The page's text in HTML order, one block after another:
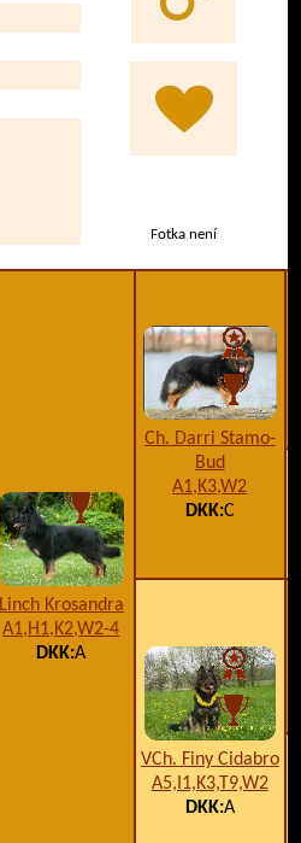
Fotka není
Linch Krosandra
A1,H1,K2,W2-4
DKK:A
Ch. Darri Stamo-
Bud
A1,K3,W2
DKK:C
VCh. Finy Cidabro
A5,I1,K3,T9,W2
DKK:A